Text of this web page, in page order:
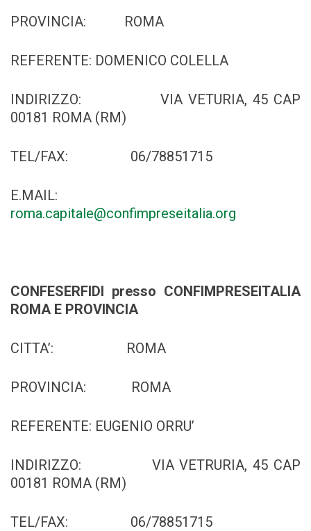
PROVINCIA: ROMA
REFERENTE: DOMENICO COLELLA
INDIRIZZO: VIA VETURIA, 45 CAP
00181 ROMA (RM)
TEL/FAX: 06/78851715
E.MAIL:
roma.capitale@confimpreseitalia.org
CONFESERFIDI presso CONFIMPRESEITALIA
ROMA E PROVINCIA
CITTA’: ROMA
PROVINCIA: ROMA
REFERENTE: EUGENIO ORRU’
INDIRIZZO: VIA VETRURIA, 45 CAP
00181 ROMA (RM)
TEL/FAX: 06/78851715